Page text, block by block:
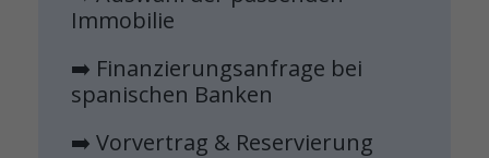
Immobilie
➡️ Finanzierungsanfrage bei
spanischen Banken
➡️ Vorvertrag & Reservierung